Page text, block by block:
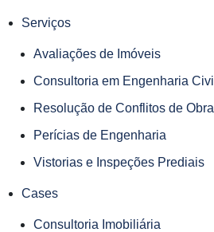
Serviços
Avaliações de Imóveis
Consultoria em Engenharia Civil
Resolução de Conflitos de Obra
Perícias de Engenharia
Vistorias e Inspeções Prediais
Cases
Consultoria Imobiliária